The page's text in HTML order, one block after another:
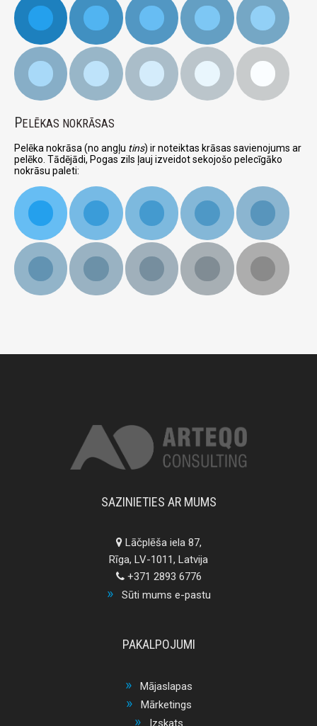
PELĒKAS NOKRĀSAS
Pelēka nokrāsa (no angļu tins) ir noteiktas krāsas savienojums ar
pelēko. Tādējādi, Pogas zils ļauj izveidot sekojošo pelecīgāko
nokrāsu paleti:
SAZINIETIES AR MUMS
Lāčplēša iela 87,
Rīga, LV-1011, Latvija
+371 2893 6776
Sūti mums e-pastu
PAKALPOJUMI
Mājaslapas
Mārketings
Izskats